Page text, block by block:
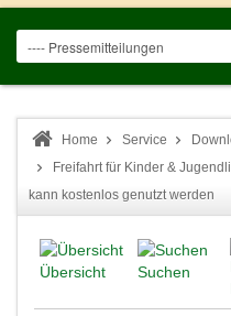
Home Service
Freifahrt für Kinder &
kann kostenlos genutzt werden
Übersicht
Suchen